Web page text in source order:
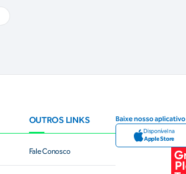
OUTROS LINKS
Fale Conosco
Baixe nosso aplicativo
Disponível na
Apple Store